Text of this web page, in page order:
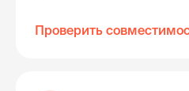
Проверить